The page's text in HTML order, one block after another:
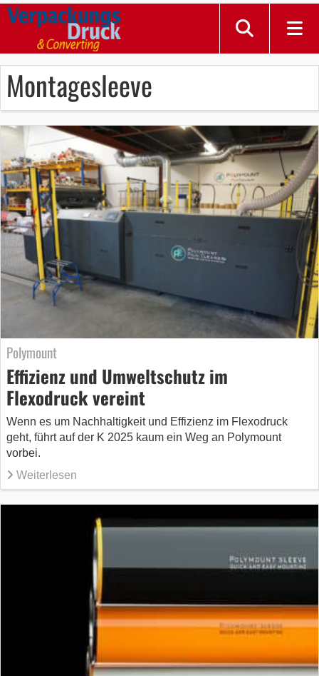
Montagesleeve
Polymount
Effizienz und Umweltschutz im
Flexodruck vereint
Wenn es um Nachhaltigkeit und Effizienz im Flexodruck
geht, führt auf der K 2025 kaum ein Weg an Polymount
vorbei.
Weiterlesen